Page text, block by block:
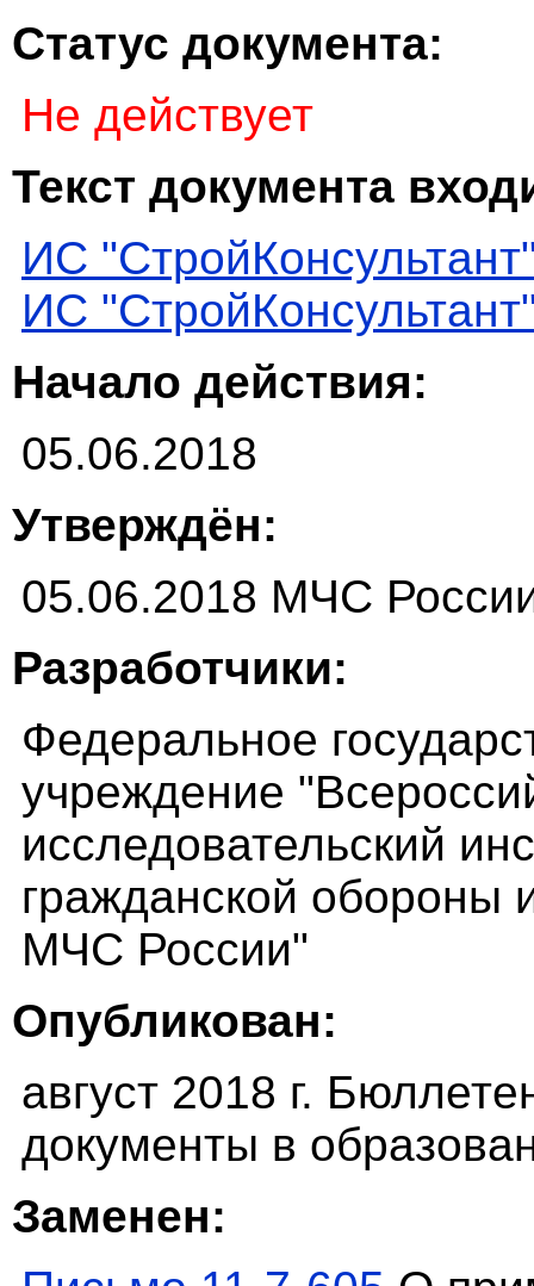
Статус документа:
Не действует
Текст документа
ИС
ИС
Начало действия:
05.06.2018
Утверждён:
05.06.2018 МЧС
Разработчики:
Федеральное
учреждение
исследовательский
гражданской обороны
МЧС России"
Опубликован:
август 2018 г.
документы в
Заменен: